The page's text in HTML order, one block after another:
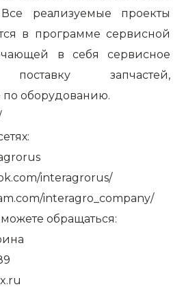
реализуемые проекты
в программе сервисной
в себя сервисное
поставку запчастей,
по оборудованию.
interagrorus/
interagro_company/
обращаться:
.ru